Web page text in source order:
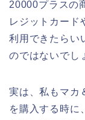
20000プラスの
レジットカード
利用できたらい
のではないでし
実は、私もマカ
を購入する時に